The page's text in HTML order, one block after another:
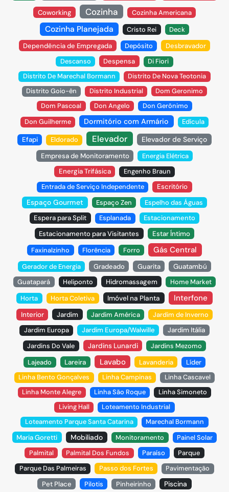
Coworking Cozinha Cozinha Americana
Cozinha Planejada Cristo Rei
Deck
Dependência de Empregada
Depósito
Desbravador
Descanso
Despensa
Di Fiori
Distrito De Marechal Bormann
Distrito De Nova Teotonia
Distrito Goio-ên
Distrito Industrial
Dom Geronimo
Dom Pascoal
Don Angelo
Don Gerônimo
Don Guilherme
Dormitório com Armário Edícula
Efapi Eldorado Elevador Elevador de Serviço
Empresa de Monitoramento
Energia Elétrica
Energia Trifásica
Engenho Braun
Entrada de Serviço Independente
Escritório
Espaço Gourmet Espaço Zen
Espelho das Águas
Espera para Split
Esplanada
Estacionamento
Estacionamento para Visitantes
Estar Íntimo
Faxinalzinho
Florência Forro Gás Central
Gerador de Energia Gradeado Guarita
Guatambú
Guatapará
Heliponto Hidromassagem
Home Market
Horta
Horta Coletiva Imóvel na Planta Interfone
Interior Jardim Jardim América
Jardim de Inverno
Jardim Europa
Jardim Europa/Walwille
Jardim Itália
Jardins Do Vale
Jardins Lunardi
Jardins Mezomo
Lajeado
Lareira Lavabo Lavanderia
Líder
Linha Bento Gonçalves
Linha Campinas
Linha Cascavel
Linha Monte Alegre
Linha São Roque
Linha Simoneto
Living Hall
Loteamento Industrial
Loteamento Parque Santa Catarina
Marechal Bormann
Maria Goretti
Mobiliado Monitoramento
Painel Solar
Palmital
Palmital Dos Fundos Paraíso
Parque
Parque Das Palmeiras
Passo dos Fortes
Pavimentação
Pet Place
Pilotis Pinheirinho
Piscina